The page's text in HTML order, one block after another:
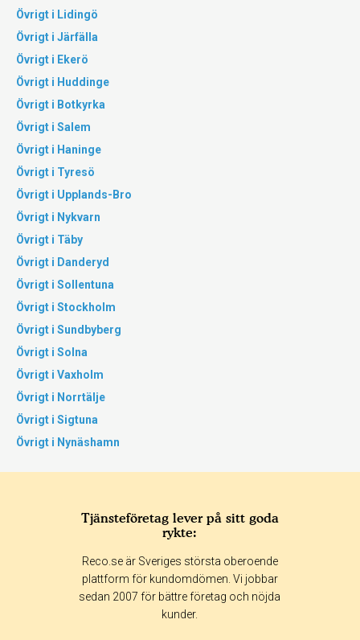
Övrigt i Lidingö
Övrigt i Järfälla
Övrigt i Ekerö
Övrigt i Huddinge
Övrigt i Botkyrka
Övrigt i Salem
Övrigt i Haninge
Övrigt i Tyresö
Övrigt i Upplands-Bro
Övrigt i Nykvarn
Övrigt i Täby
Övrigt i Danderyd
Övrigt i Sollentuna
Övrigt i Stockholm
Övrigt i Sundbyberg
Övrigt i Solna
Övrigt i Vaxholm
Övrigt i Norrtälje
Övrigt i Sigtuna
Övrigt i Nynäshamn
Tjänsteföretag lever på sitt goda
rykte:
Reco.se är Sveriges största oberoende
plattform för kundomdömen. Vi jobbar
sedan 2007 för bättre företag och nöjda
kunder.